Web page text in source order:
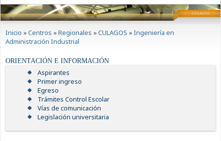
Inicio »Centros »Regionales »CULAGOS »Ingeniería en
Administración Industrial
ORIENTACIÓN E INFORMACIÓN
Aspirantes
Primer ingreso
Egreso
Trámites Control Escolar
Vías de comunicación
Legislación universitaria